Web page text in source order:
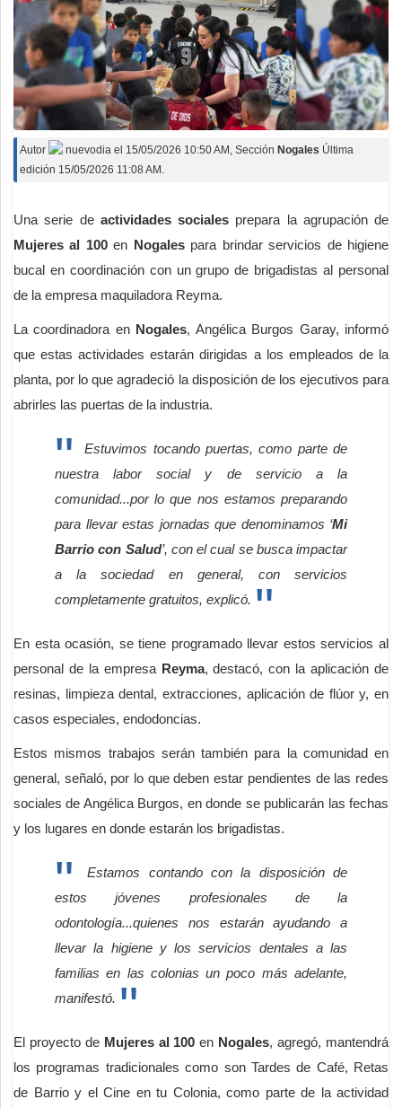
Autor nuevodia el 15/05/2026 10:50 AM , Sección Nogales Última
edición 15/05/2026 11:08 AM.
Una serie de actividades sociales prepara la agrupación de
Mujeres al 100en Nogalespara brindar servicios de higiene
bucal en coordinación con un grupo de brigadistas al personal
de la empresa maquiladora Reyma.
La coordinadora en Nogales, Angélica Burgos Garay, informó
que estas actividades estarán dirigidas a los empleados de la
planta, por lo que agradeció la disposición de los ejecutivos para
abrirles las puertas de la industria.
Estuvimos tocando puertas, como parte de
nuestra labor social y de servicio a la
comunidad...por lo que nos estamos preparando
para llevar estas jornadas que denominamos ‘Mi
Barrio con Salud’, con el cual se busca impactar
a la sociedad en general, con servicios
completamente gratuitos, explicó.
En esta ocasión, se tiene programado llevar estos servicios al
personal de la empresa Reyma, destacó, con la aplicación de
resinas, limpieza dental, extracciones, aplicación de flúor y, en
casos especiales, endodoncias.
Estos mismos trabajos serán también para la comunidad en
general, señaló, por lo que deben estar pendientes de las redes
sociales de Angélica Burgos, en donde se publicarán las fechas
y los lugares en donde estarán los brigadistas.
Estamos contando con la disposición de
estos jóvenes profesionales de la
odontología...quienes nos estarán ayudando a
llevar la higiene y los servicios dentales a las
familias en las colonias un poco más adelante,
manifestó.
El proyecto de Mujeres al 100 en Nogales, agregó, mantendrá
los programas tradicionales como son Tardes de Café, Retas
de Barrio y el Cine en tu Colonia, como parte de la actividad